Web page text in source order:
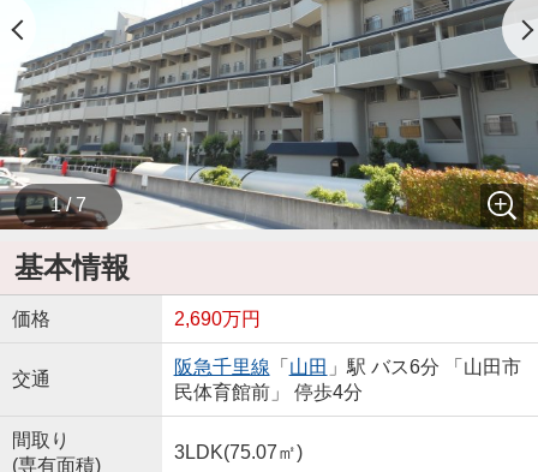
1 / 7
基本情報
価格 2,690万円
交通
阪急千里線 「 山田 」駅 バス6分 「山田市
民体育館前」 停歩4分
間取り
(専有面積)
3LDK(75.07㎡)